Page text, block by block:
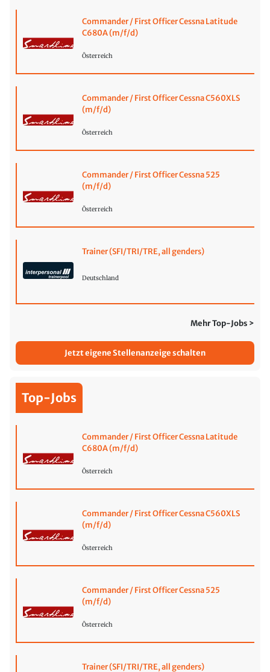
Commander / First Officer Cessna Latitude
C680A (m/f/d)
Österreich
Commander / First Officer Cessna C560XLS
(m/f/d)
Österreich
Commander / First Officer Cessna 525
(m/f/d)
Österreich
Trainer (SFI/TRI/TRE, all genders)
Deutschland
Mehr Top-Jobs >
Jetzt eigene Stellenanzeige schalten
Top-Jobs
Commander / First Officer Cessna Latitude
C680A (m/f/d)
Österreich
Commander / First Officer Cessna C560XLS
(m/f/d)
Österreich
Commander / First Officer Cessna 525
(m/f/d)
Österreich
Trainer (SFI/TRI/TRE, all genders)